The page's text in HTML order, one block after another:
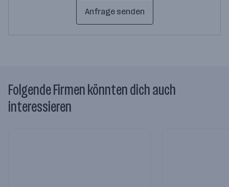
Anfrage senden
Folgende Firmen könnten dich auch
interessieren